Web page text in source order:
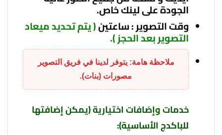
الجودة على لينك خاص.
وقت التصوير : ساعتين( يتم تحديد ميعاد
التصوير بعد الحجز ).
ملاحظة هامة: يتوفر لدينا في فريق التصوير
مصورات (بنات).
خدمات وإضافات اختيارية (يمكن إضافتها
للباكدج الأساسية):